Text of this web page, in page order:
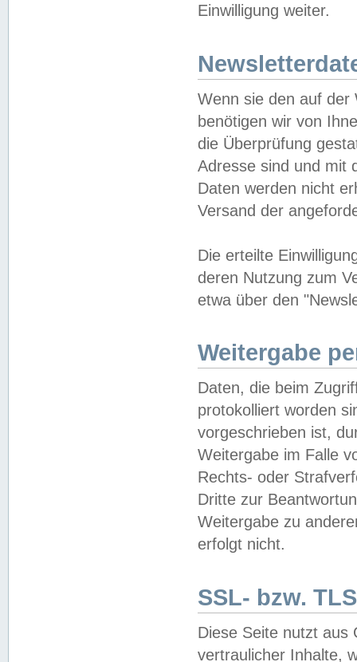
Einwilligung weiter.
Wenn sie den auf der
benötigen wir von
die Überprüfung
Adresse sind und mit
Daten werden nicht
Versand der
Die erteilte
deren Nutzung zum
etwa über den
Weitergabe
Daten, die beim
protokolliert worden
vorgeschrieben ist,
Weitergabe im Falle
Rechts- oder
Dritte zur
Weitergabe zu
erfolgt nicht.
SSL- bzw.
Diese Seite nutzt aus
vertraulicher Inhalte,